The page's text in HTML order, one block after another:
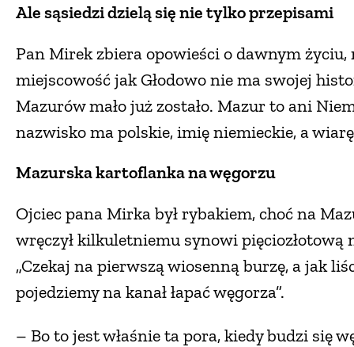
Ale sąsiedzi dzielą się nie tylko przepisami
Pan Mirek zbiera opowieści o dawnym
miejscowość jak Głodowo nie ma swojej
Mazurów mało już zostało. Mazur to ani
nazwisko ma polskie, imię niemieckie, a
Mazurska kartoflanka na węgorzu
Ojciec pana Mirka był rybakiem, choć na
wręczył kilkuletniemu synowi pięciozłotową
„Czekaj na pierwszą wiosenną burzę, a jak
pojedziemy na kanał łapać węgorza”.
– Bo to jest właśnie ta pora, kiedy budzi się